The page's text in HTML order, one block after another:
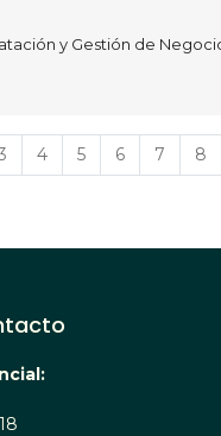
y Gestión de
Página
4 Página
5 Página
6 Página
7 8